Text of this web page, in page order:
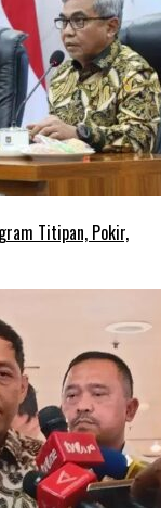
Titipan, Pokir,